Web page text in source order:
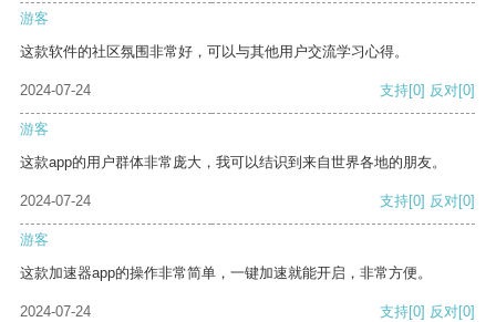
游客
这款软件的社区氛围非常好，可以与其他用户交流学习心得。
2024-07-24 支持[0] 反对[0]
游客
这款app的用户群体非常庞大，我可以结识到来自世界各地的朋友。
2024-07-24 支持[0] 反对[0]
游客
这款加速器app的操作非常简单，一键加速就能开启，非常方便。
2024-07-24 支持[0] 反对[0]